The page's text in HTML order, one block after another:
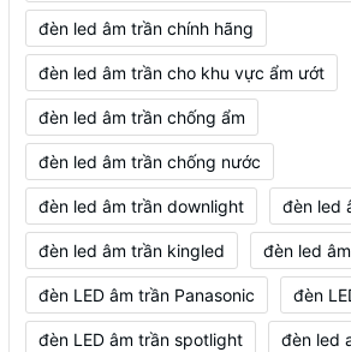
đèn led âm trần chính hãng
đèn led âm trần cho khu vực ẩm ướt
đèn led âm trần chống ẩm
đèn led âm trần chống nước
đèn led âm trần downlight đèn led
đèn led âm trần kingled đèn led
đèn LED âm trần Panasonic đèn
đèn LED âm trần spotlight đèn led